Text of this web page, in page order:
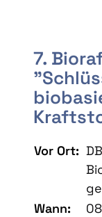
7.
Vor Ort:
Wann: